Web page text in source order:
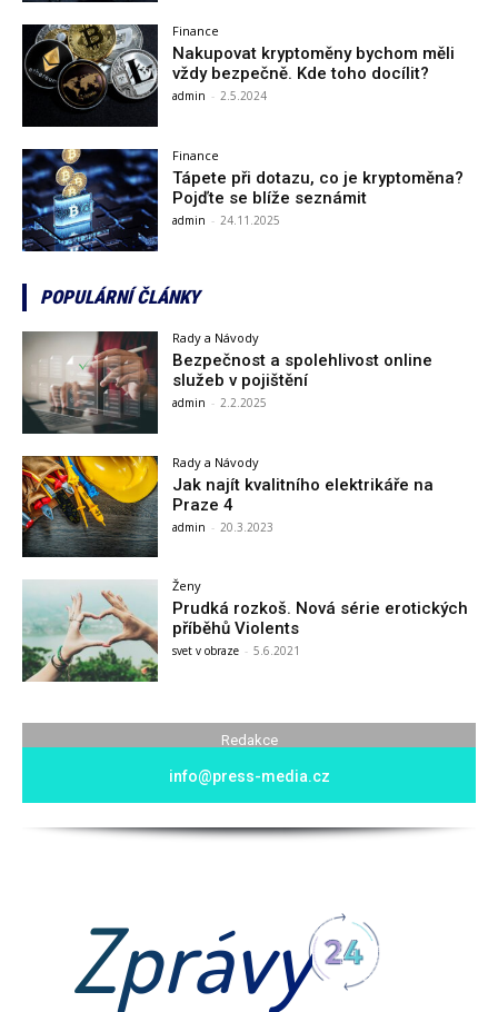
Finance
Nakupovat kryptoměny bychom měli
vždy bezpečně. Kde toho docílit?
admin - 2.5.2024
Finance
Tápete při dotazu, co je kryptoměna?
Pojďte se blíže seznámit
admin - 24.11.2025
POPULÁRNÍ ČLÁNKY
Rady a Návody
Bezpečnost a spolehlivost online
služeb v pojištění
admin - 2.2.2025
Rady a Návody
Jak najít kvalitního elektrikáře na
Praze 4
admin - 20.3.2023
Ženy
Prudká rozkoš. Nová série erotických
příběhů Violents
svet v obraze - 5.6.2021
Redakce
info@press-media.cz
Zprávy